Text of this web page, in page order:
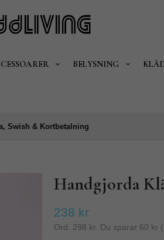
BELYSNING
Swish & Kortbetalning
Handgjorda
238 kr
Ord. 298 kr. Du sparar 60 kr (